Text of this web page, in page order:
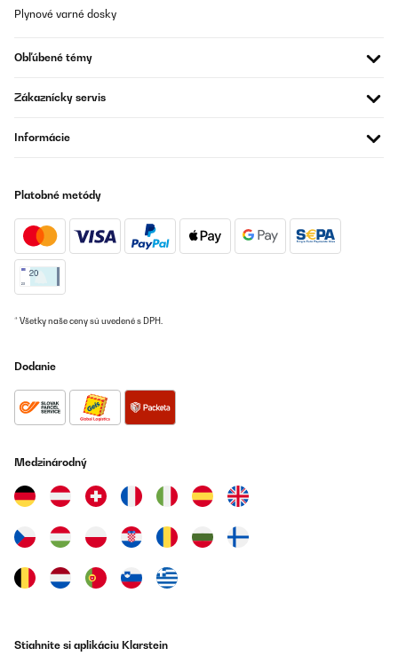
Plynové varné dosky
Obľúbené témy
Zákaznícky servis
Informácie
Platobné metódy
* Všetky naše ceny sú uvedené s DPH.
Dodanie
Medzinárodný
Stiahnite si aplikáciu Klarstein